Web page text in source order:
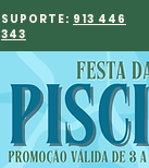
SUPORTE: 913 446
343